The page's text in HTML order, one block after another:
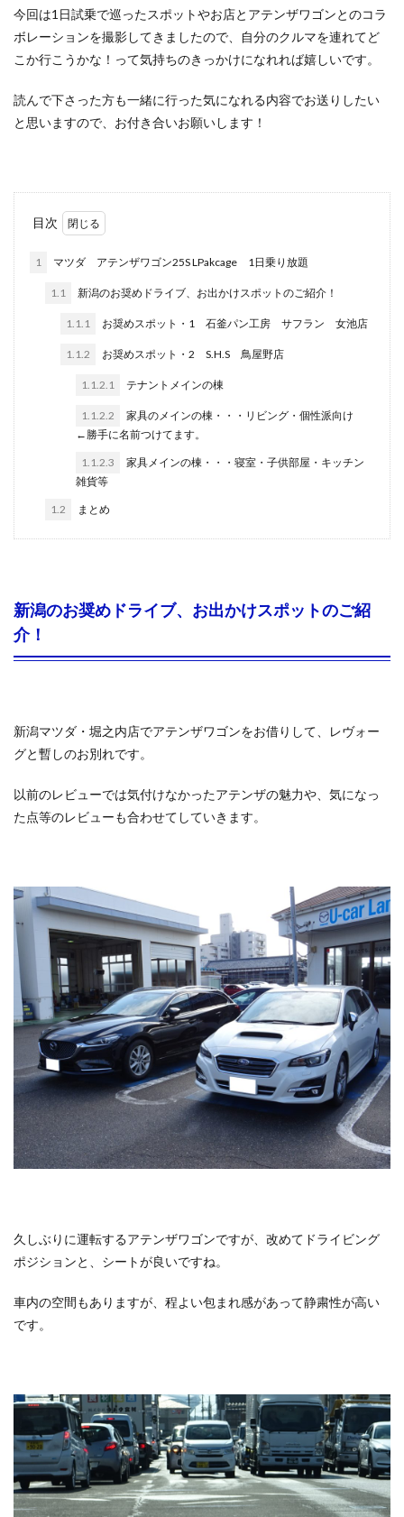
今回は1日試乗で巡ったスポットやお店とアテンザワゴンとのコラ
ボレーションを撮影してきましたので、自分のクルマを連れてど
こか行こうかな！って気持ちのきっかけになれれば嬉しいです。
読んで下さった方も一緒に行った気になれる内容でお送りしたい
と思いますので、お付き合いお願いします！
目次
1 マツダ アテンザワゴン25S LPakcage 1日乗り放題
1.1 新潟のお奨めドライブ、お出かけスポットのご紹介！
1.1.1 お奨めスポット・1 石釜パン工房 サフラン 女池店
1.1.2 お奨めスポット・2 S.H.S 鳥屋野店
1.1.2.1 テナントメインの棟
1.1.2.2
家具のメインの棟・・・リビング・個性派向け
←勝手に名前つけてます。
1.1.2.3
家具メインの棟・・・寝室・子供部屋・キッチン
雑貨等
1.2 まとめ
新潟のお奨めドライブ、お出かけスポットのご紹
介！
新潟マツダ・堀之内店でアテンザワゴンをお借りして、レヴォー
グと暫しのお別れです。
以前のレビューでは気付けなかったアテンザの魅力や、気になっ
た点等のレビューも合わせてしていきます。
久しぶりに運転するアテンザワゴンですが、改めてドライビング
ポジションと、シートが良いですね。
車内の空間もありますが、程よい包まれ感があって静粛性が高い
です。